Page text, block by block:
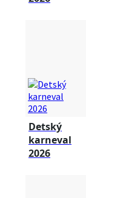
Detský
karneval
2026